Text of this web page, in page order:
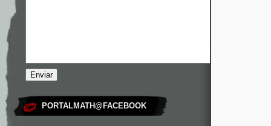
PORTALMATH@FACEBOOK